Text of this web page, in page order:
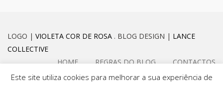
LOGO | VIOLETA COR DE ROSA . BLOG DESIGN | LANCE
COLLECTIVE
HOME
REGRAS DO BLOG CONTACTOS
Este site utiliza cookies para melhorar a sua experiência de